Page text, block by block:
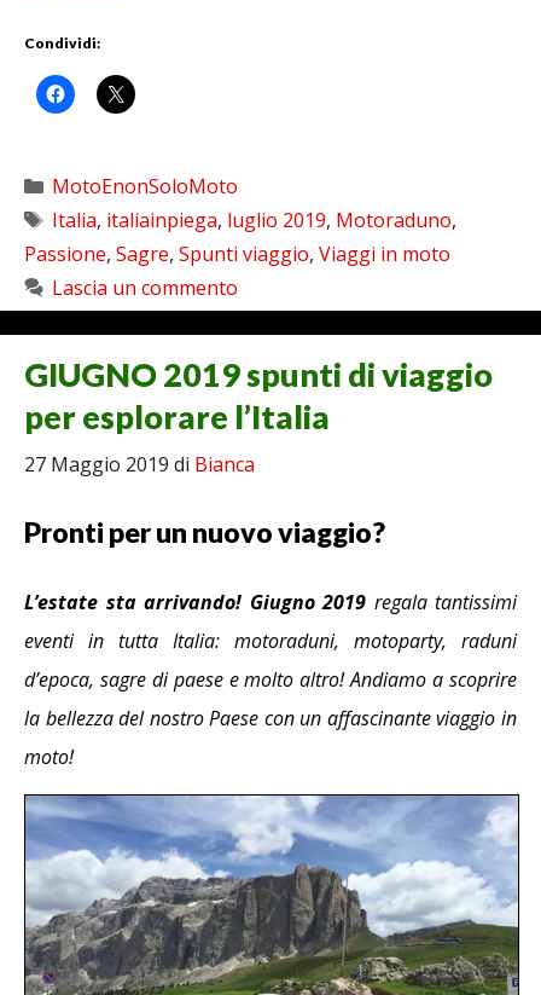
Condividi:
Categorie
MotoEnonSoloMoto
Tag
Italia, italiainpiega, luglio 2019, Motoraduno,
Passione, Sagre, Spunti viaggio, Viaggi in moto
Lascia un commento
GIUGNO 2019 spunti di viaggio
per esplorare l’Italia
27 Maggio 2019 di Bianca
Pronti per un nuovo viaggio?
L’estate sta arrivando! Giugno 2019 regala tantissimi
eventi in tutta Italia: motoraduni, motoparty, raduni
d’epoca, sagre di paese e molto altro! Andiamo a scoprire
la bellezza del nostro Paese con un affascinante viaggio in
moto!